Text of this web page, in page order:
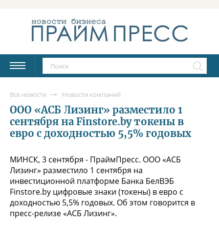
Все новости Новости компаний
ООО «АСБ Лизинг» разместило 1
сентября на Finstore.by токены в
евро с доходностью 5,5% годовых
МИНСК, 3 сентября - ПраймПресс. ООО «АСБ
Лизинг» разместило 1 сентября на
инвестиционной платформе Банка БелВЭБ
Finstore.by цифровые знаки (токены) в евро с
доходностью 5,5% годовых. Об этом говорится в
пресс-релизе «АСБ Лизинг».